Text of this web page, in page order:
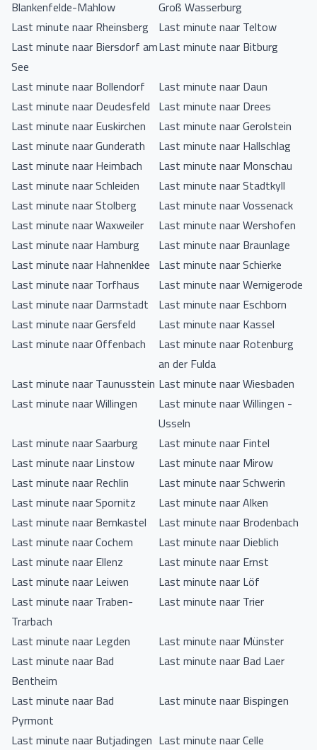
Blankenfelde-Mahlow
Groß Wasserburg
Last minute naar Rheinsberg Last minute naar Teltow
Last minute naar Biersdorf am
See
Last minute naar Bitburg
Last minute naar Bollendorf
Last minute naar Daun
Last minute naar Deudesfeld Last minute naar Drees
Last minute naar Euskirchen
Last minute naar Gerolstein
Last minute naar Gunderath
Last minute naar Hallschlag
Last minute naar Heimbach
Last minute naar Monschau
Last minute naar Schleiden
Last minute naar Stadtkyll
Last minute naar Stolberg
Last minute naar Vossenack
Last minute naar Waxweiler
Last minute naar Wershofen
Last minute naar Hamburg
Last minute naar Braunlage
Last minute naar Hahnenklee Last minute naar Schierke
Last minute naar Torfhaus
Last minute naar Wernigerode
Last minute naar Darmstadt Last minute naar Eschborn
Last minute naar Gersfeld
Last minute naar Kassel
Last minute naar Offenbach
Last minute naar Rotenburg
an der Fulda
Last minute naar Taunusstein Last minute naar Wiesbaden
Last minute naar Willingen
Last minute naar Willingen -
Usseln
Last minute naar Saarburg
Last minute naar Fintel
Last minute naar Linstow
Last minute naar Mirow
Last minute naar Rechlin
Last minute naar Schwerin
Last minute naar Spornitz
Last minute naar Alken
Last minute naar Bernkastel
Last minute naar Brodenbach
Last minute naar Cochem
Last minute naar Dieblich
Last minute naar Ellenz
Last minute naar Ernst
Last minute naar Leiwen
Last minute naar Löf
Last minute naar Traben-
Trarbach
Last minute naar Trier
Last minute naar Legden
Last minute naar Münster
Last minute naar Bad
Bentheim
Last minute naar Bad Laer
Last minute naar Bad
Pyrmont
Last minute naar Bispingen
Last minute naar Butjadingen Last minute naar Celle